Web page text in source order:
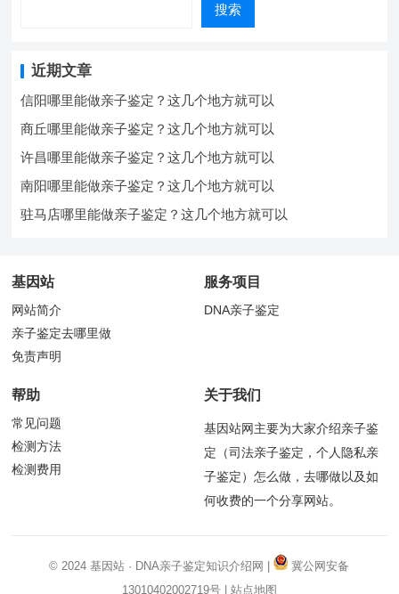
搜索
近期文章
信阳哪里能做亲子鉴定？这几个地方就可以
商丘哪里能做亲子鉴定？这几个地方就可以
许昌哪里能做亲子鉴定？这几个地方就可以
南阳哪里能做亲子鉴定？这几个地方就可以
驻马店哪里能做亲子鉴定？这几个地方就可以
基因站
网站简介
亲子鉴定去哪里做
免责声明
服务项目
DNA亲子鉴定
帮助
常见问题
检测方法
检测费用
关于我们
基因站网主要为大家介绍亲子鉴
定（司法亲子鉴定，个人隐私亲
子鉴定）怎么做，去哪做以及如
何收费的一个分享网站。
© 2024基因站 · DNA亲子鉴定知识介绍网 |
冀公网安备
13010402002719号| 站点地图